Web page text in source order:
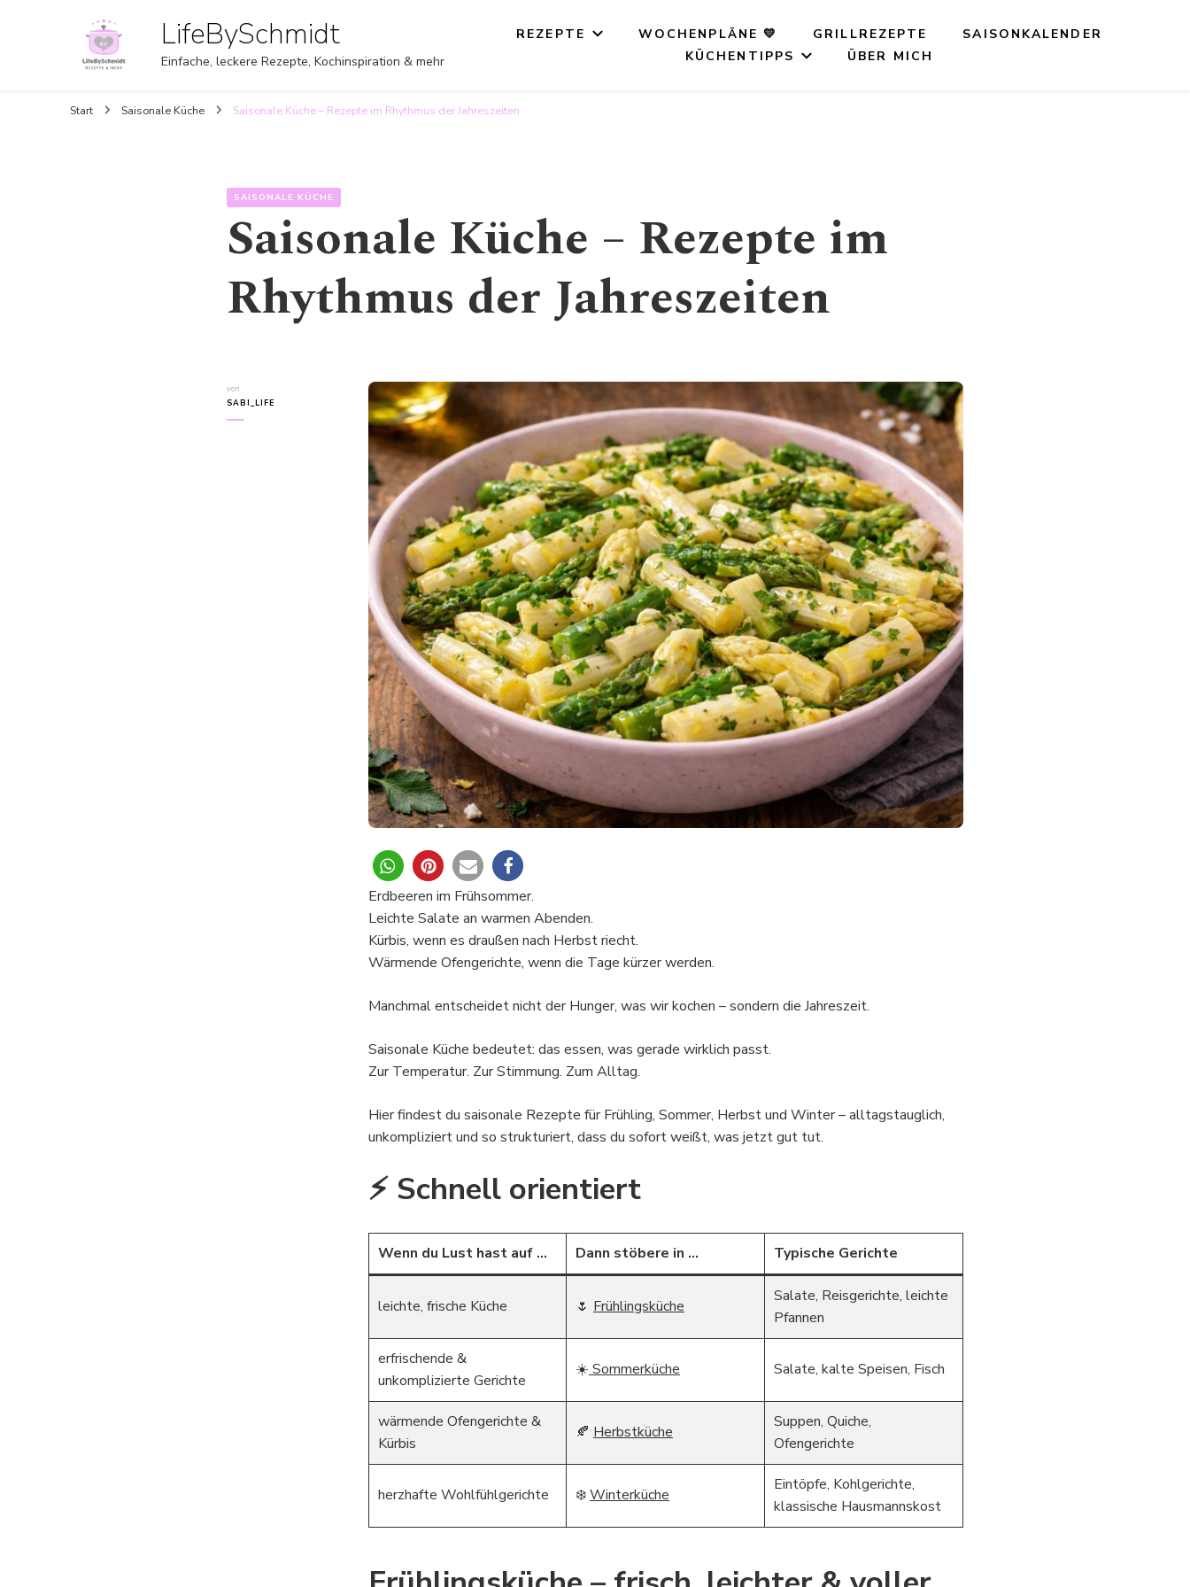
LifeBySchmidt
Einfache, leckere Rezepte, Kochinspiration & mehr
REZEPTE WOCHENPLÄNE 💛 GRILLREZEPTE
SAISONKALENDER
KÜCHENTIPPS
ÜBER MICH
Start Saisonale Küche Saisonale Küche – Rezepte im Rhythmus der Jahreszeiten
SAISONALE KÜCHE
Saisonale Küche – Rezepte im
Rhythmus der Jahreszeiten
von
SABI_LIFE
0
Erdbeeren im Frühsommer.
Leichte Salate an warmen Abenden.
Kürbis, wenn es draußen nach Herbst riecht.
Wärmende Ofengerichte, wenn die Tage kürzer werden.
Manchmal entscheidet nicht der Hunger, was wir kochen – sondern die Jahreszeit.
Saisonale Küche bedeutet: das essen, was gerade wirklich passt.
Zur Temperatur. Zur Stimmung. Zum Alltag.
Hier findest du saisonale Rezepte für Frühling, Sommer, Herbst und Winter – alltagstauglich,
unkompliziert und so strukturiert, dass du sofort weißt, was jetzt gut tut.
⚡ Schnell orientiert
Wenn du Lust hast auf … Dann stöbere in … Typische Gerichte
leichte, frische Küche 🌷 Frühlingsküche
Salate, Reisgerichte, leichte
Pfannen
erfrischende &
unkomplizierte Gerichte
☀️Sommerküche Salate, kalte Speisen, Fisch
wärmende Ofengerichte &
Kürbis
🍂 Herbstküche
Suppen, Quiche,
Ofengerichte
herzhafte Wohlfühlgerichte ❄️Winterküche
Eintöpfe, Kohlgerichte,
klassische Hausmannskost